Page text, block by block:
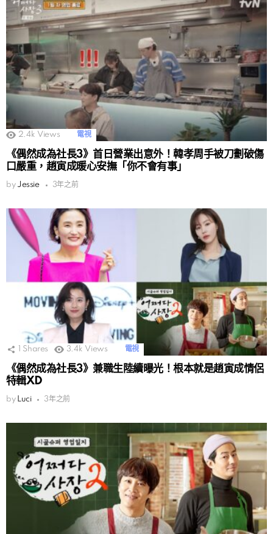
2.4k Views 電視
《偶然成為社長3》首日營業出意外！韓孝周手被刀劃破傷
口嚴重，趙寅成暖心安撫「你不會有事」
by Jessie 3年之前
Shares 3.4k Views 電視
《偶然成為社長3》兼職生陸續曝光！根本就是趙寅成情侶
特輯XD
by Luci 3年之前